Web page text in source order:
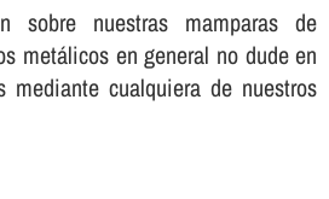
sobre nuestras mamparas de
metálicos en general no dude en
mediante cualquiera de nuestros